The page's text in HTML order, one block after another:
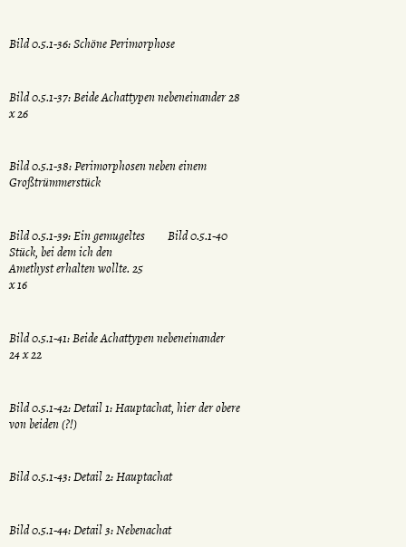
Bild 0.5.1-36: Schöne Perimorphose
Bild 0.5.1-37: Beide Achattypen nebeneinander 28
x 26
Bild 0.5.1-38: Perimorphosen neben einem
Großtrümmerstück
Bild 0.5.1-39: Ein gemugeltes
Stück, bei dem ich den
Amethyst erhalten wollte. 25
x 16
Bild 0.5.1-40
Bild 0.5.1-41: Beide Achattypen nebeneinander
24 x 22
Bild 0.5.1-42: Detail 1: Hauptachat, hier der obere
von beiden (?!)
Bild 0.5.1-43: Detail 2: Hauptachat
Bild 0.5.1-44: Detail 3: Nebenachat